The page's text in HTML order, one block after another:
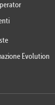
Evolution